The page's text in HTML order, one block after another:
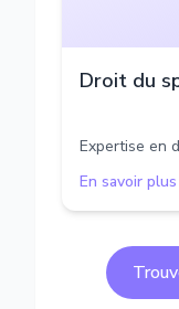
Droit du
Expertise en
En savoir plus